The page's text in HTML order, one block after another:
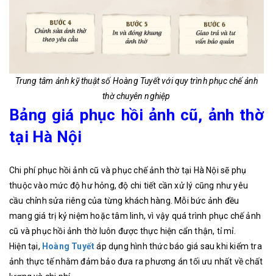
Trung tâm ảnh kỹ thuật số Hoàng Tuyết với quy trình phục chế ảnh
thờ chuyên nghiệp
Bảng giá phục hồi ảnh cũ, ảnh thờ
tại Hà Nội
Chi phí phục hồi ảnh cũ và phục chế ảnh thờ tại Hà Nội sẽ phụ
thuộc vào mức độ hư hỏng, độ chi tiết cần xử lý cũng như yêu
cầu chỉnh sửa riêng của từng khách hàng. Mỗi bức ảnh đều
mang giá trị kỷ niệm hoặc tâm linh, vì vậy quá trình phục chế ảnh
cũ và phục hồi ảnh thờ luôn được thực hiện cẩn thận, tỉ mỉ.
Hiện tại, Hoàng Tuyếtáp dụng hình thức báo giá sau khi kiểm tra
ảnh thực tế nhằm đảm bảo đưa ra phương án tối ưu nhất về chất